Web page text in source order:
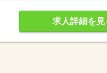
求人詳細を見